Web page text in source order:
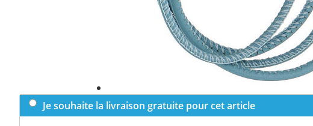
Je souhaite la livraison gratuite pour cet article